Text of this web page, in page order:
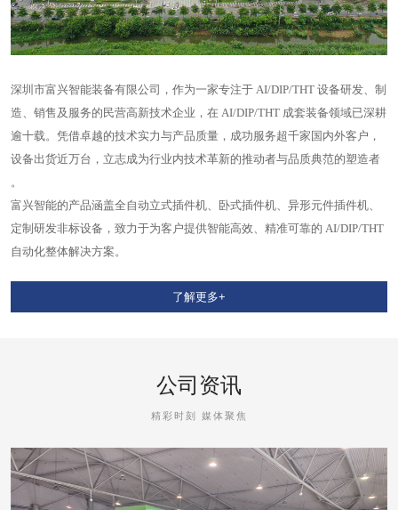
深圳市富兴智能装备有限公司，作为一家专注于 AI/DIP/THT 设备研发、制
造、销售及服务的民营高新技术企业，在 AI/DIP/THT 成套装备领域已深耕
逾十载。凭借卓越的技术实力与产品质量，成功服务超千家国内外客户，
设备出货近万台，立志成为行业内技术革新的推动者与品质典范的塑造者
。
富兴智能的产品涵盖全自动立式插件机、卧式插件机、异形元件插件机、
定制研发非标设备，致力于为客户提供智能高效、精准可靠的 AI/DIP/THT
自动化整体解决方案。
了解更多+
公司资讯
精彩时刻 媒体聚焦